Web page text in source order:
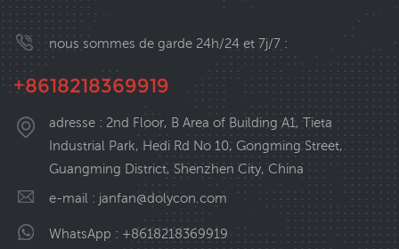
nous sommes de garde 24h/24 et 7j/7 :
+8618218369919
adresse : 2nd Floor, B Area of Building A1, Tieta
Industrial Park, Hedi Rd No 10, Gongming Street,
Guangming District, Shenzhen City, China
e-mail : janfan@dolycon.com
WhatsApp : +8618218369919